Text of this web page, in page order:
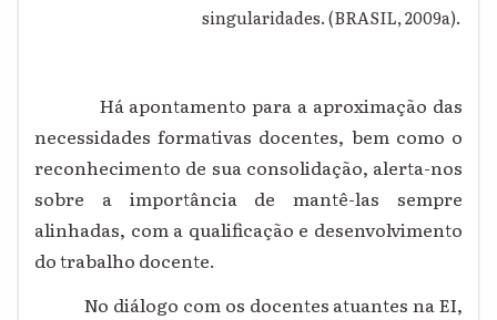
singularidades. (BRASIL, 2009a).
Há apontamento para a aproximação das
necessidades formativas docentes, bem como o
reconhecimento de sua consolidação, alerta-nos
sobre a importância de mantê-las sempre
alinhadas, com a qualificação e desenvolvimento
do trabalho docente.
No diálogo com os docentes atuantes na EI,